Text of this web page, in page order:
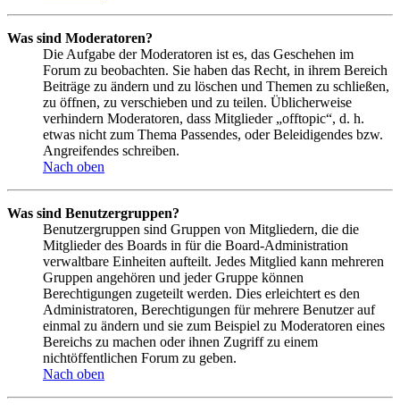
Was sind Moderatoren?
Die Aufgabe der Moderatoren ist es, das Geschehen im
Forum zu beobachten. Sie haben das Recht, in ihrem Bereich
Beiträge zu ändern und zu löschen und Themen zu schließen,
zu öffnen, zu verschieben und zu teilen. Üblicherweise
verhindern Moderatoren, dass Mitglieder „offtopic“, d. h.
etwas nicht zum Thema Passendes, oder Beleidigendes bzw.
Angreifendes schreiben.
Nach oben
Was sind Benutzergruppen?
Benutzergruppen sind Gruppen von Mitgliedern, die die
Mitglieder des Boards in für die Board-Administration
verwaltbare Einheiten aufteilt. Jedes Mitglied kann mehreren
Gruppen angehören und jeder Gruppe können
Berechtigungen zugeteilt werden. Dies erleichtert es den
Administratoren, Berechtigungen für mehrere Benutzer auf
einmal zu ändern und sie zum Beispiel zu Moderatoren eines
Bereichs zu machen oder ihnen Zugriff zu einem
nichtöffentlichen Forum zu geben.
Nach oben